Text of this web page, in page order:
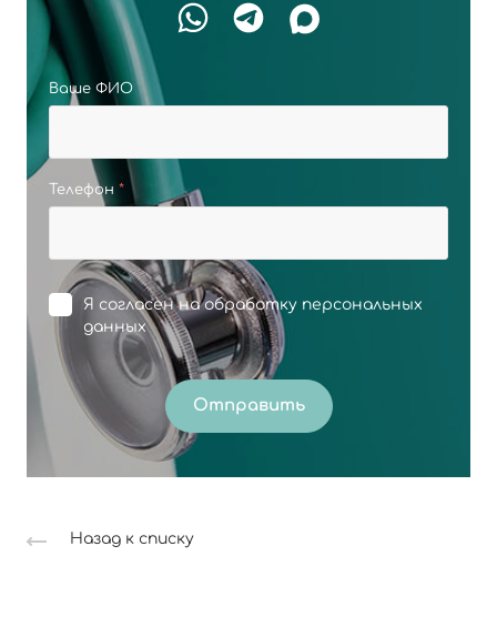
Ваше ФИО
Телефон *
Я согласен наобработку персональных
данных
Отправить
Назад к списку